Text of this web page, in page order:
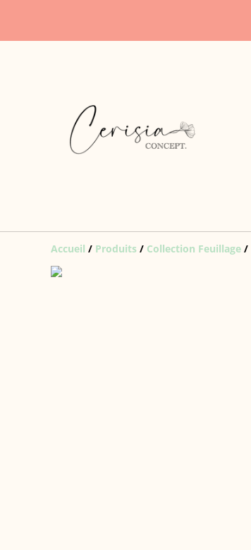
Accueil / Produits / Collection Feuillage /